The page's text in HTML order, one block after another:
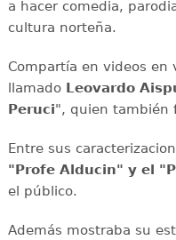
a hacer comedia,
cultura norteña.
Compartía en videos en
llamadoLeovardo
Peruci", quien también
Entre sus
"Profe Alducin" y el
el público.
Además mostraba su